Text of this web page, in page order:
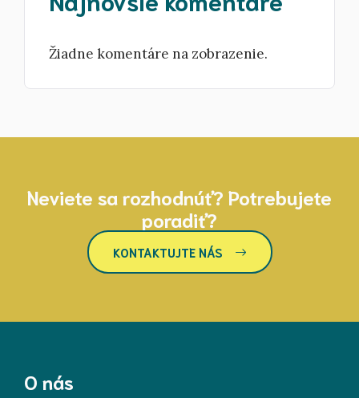
Žiadne komentáre na zobrazenie.
Neviete sa rozhodnúť? Potrebujete
poradiť?
KONTAKTUJTE NÁS
O nás